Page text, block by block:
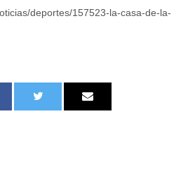
deportes/157523-la-casa-de-la-